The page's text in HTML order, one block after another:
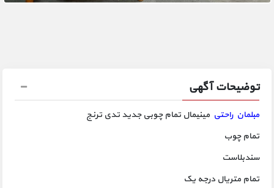
توضیحات آگهی
مبلمان راحتی مینیمال تمام چوبی جدید تدی ترنج
تمام چوب
سندبلاست
تمام متریال درجه یک